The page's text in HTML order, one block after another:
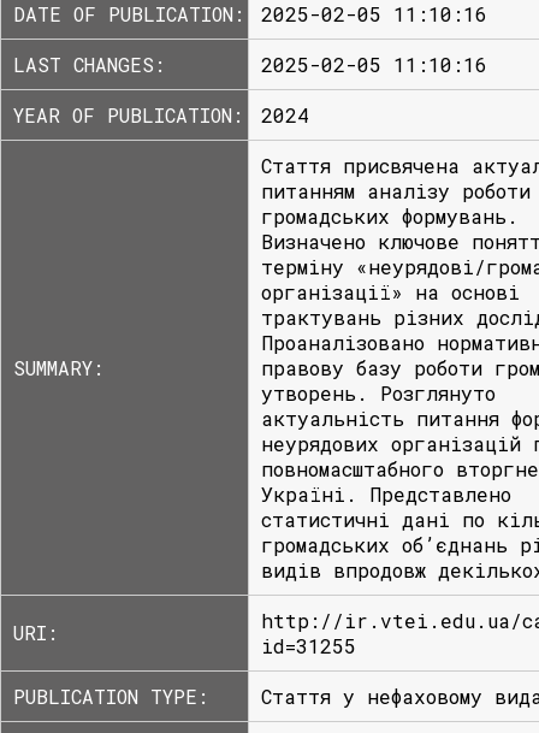
DATE OF PUBLICATION:
2025-02-05 11:10:16
LAST CHANGES:
2025-02-05 11:10:16
YEAR OF PUBLICATION:
2024
SUMMARY:
Стаття присвячена
питанням аналізу роботи
громадських формувань.
Визначено ключове
терміну «неурядові/
організації» на основі
трактувань різних
Проаналізовано
правову базу роботи
утворень. Розглянуто
актуальність питання
неурядових організацій
повномасштабного
Україні. Представлено
статистичні дані по
громадських об’єднань
видів впродовж
URI:
http://ir.vtei.edu.ua/
id=31255
PUBLICATION TYPE:
Стаття у нефаховому